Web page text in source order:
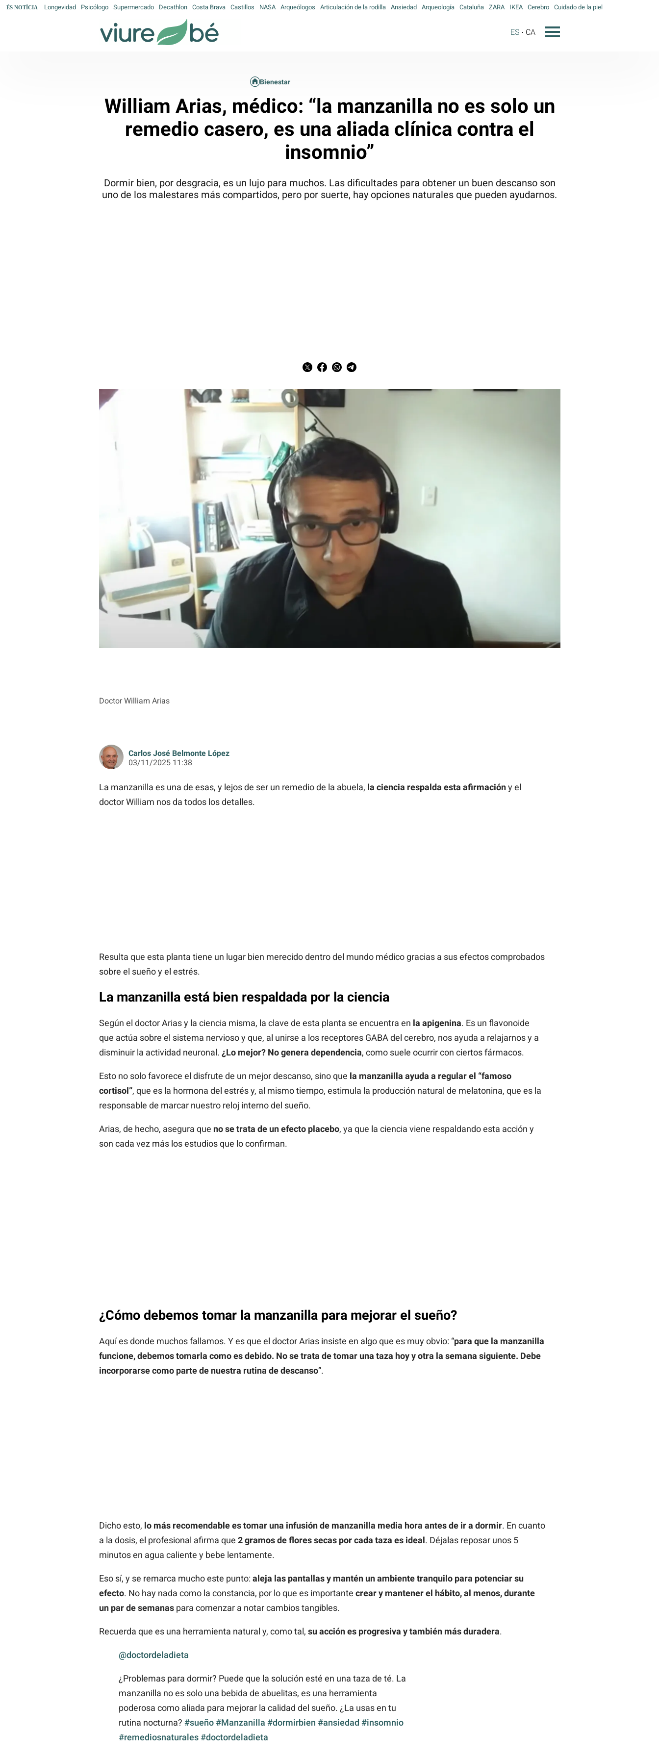
ÉS NOTÍCIA Longevidad Psicólogo Supermercado Decathlon Costa Brava Castillos NASA Arqueólogos Articulación de la rodilla Ansiedad Arqueología Cataluña ZARA IKEA Cerebro Cuidado de la piel
ES CA
Doctor William Arias
Bienestar
William Arias, médico: “la manzanilla no es solo un
remedio casero, es una aliada clínica contra el
insomnio”
Dormir bien, por desgracia, es un lujo para muchos. Las dificultades para obtener un buen descanso son
uno de los malestares más compartidos, pero por suerte, hay opciones naturales que pueden ayudarnos.
Carlos José Belmonte López
03/11/2025 11:38
La manzanilla es una de esas, y lejos de ser un remedio de la abuela, la ciencia respalda esta afirmacióny el
doctor William nos da todos los detalles.
Resulta que esta planta tiene un lugar bien merecido dentro del mundo médico gracias a sus efectos comprobados
sobre el sueño y el estrés.
La manzanilla está bien respaldada por la ciencia
Según el doctor Arias y la ciencia misma, la clave de esta planta se encuentra en la apigenina. Es un flavonoide
que actúa sobre el sistema nervioso y que, al unirse a los receptores GABA del cerebro, nos ayuda a relajarnos y a
disminuir la actividad neuronal. ¿Lo mejor? No genera dependencia, como suele ocurrir con ciertos fármacos.
Esto no solo favorece el disfrute de un mejor descanso, sino que la manzanilla ayuda a regular el “famoso
cortisol”, que es la hormona del estrés y, al mismo tiempo, estimula la producción natural de melatonina, que es la
responsable de marcar nuestro reloj interno del sueño.
Arias, de hecho, asegura que no se trata de un efecto placebo, ya que la ciencia viene respaldando esta acción y
son cada vez más los estudios que lo confirman.
¿Cómo debemos tomar la manzanilla para mejorar el sueño?
Aquí es donde muchos fallamos. Y es que el doctor Arias insiste en algo que es muy obvio: “para que la manzanilla
funcione, debemos tomarla como es debido. No se trata de tomar una taza hoy y otra la semana siguiente. Debe
incorporarse como parte de nuestra rutina de descanso”.
Dicho esto, lo más recomendable es tomar una infusión de manzanilla media hora antes de ir a dormir. En cuanto
a la dosis, el profesional afirma que 2 gramos de flores secas por cada taza es ideal. Déjalas reposar unos 5
minutos en agua caliente y bebe lentamente.
Eso sí, y se remarca mucho este punto: aleja las pantallas y mantén un ambiente tranquilo para potenciar su
efecto. No hay nada como la constancia, por lo que es importante crear y mantener el hábito, al menos, durante
un par de semanaspara comenzar a notar cambios tangibles.
Recuerda que es una herramienta natural y, como tal, su acción es progresiva y también más duradera.
@doctordeladieta
¿Problemas para dormir? Puede que la solución esté en una taza de té. La
manzanilla no es solo una bebida de abuelitas, es una herramienta
poderosa como aliada para mejorar la calidad del sueño. ¿La usas en tu
rutina nocturna? #sueño #Manzanilla #dormirbien #ansiedad #insomnio
#remediosnaturales #doctordeladieta